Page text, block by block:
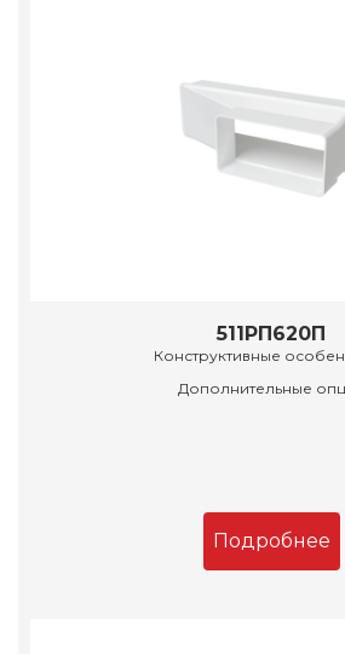
511РП620П
Конструктивные
Дополнительные
Подробнее